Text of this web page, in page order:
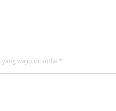
yang wajib ditandai *